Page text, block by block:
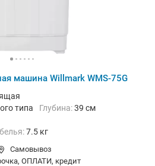
машина Willmark WMS-75G
типа Глубина:39 см
7.5 кг
Самовывоз
ОПЛАТИ, кредит